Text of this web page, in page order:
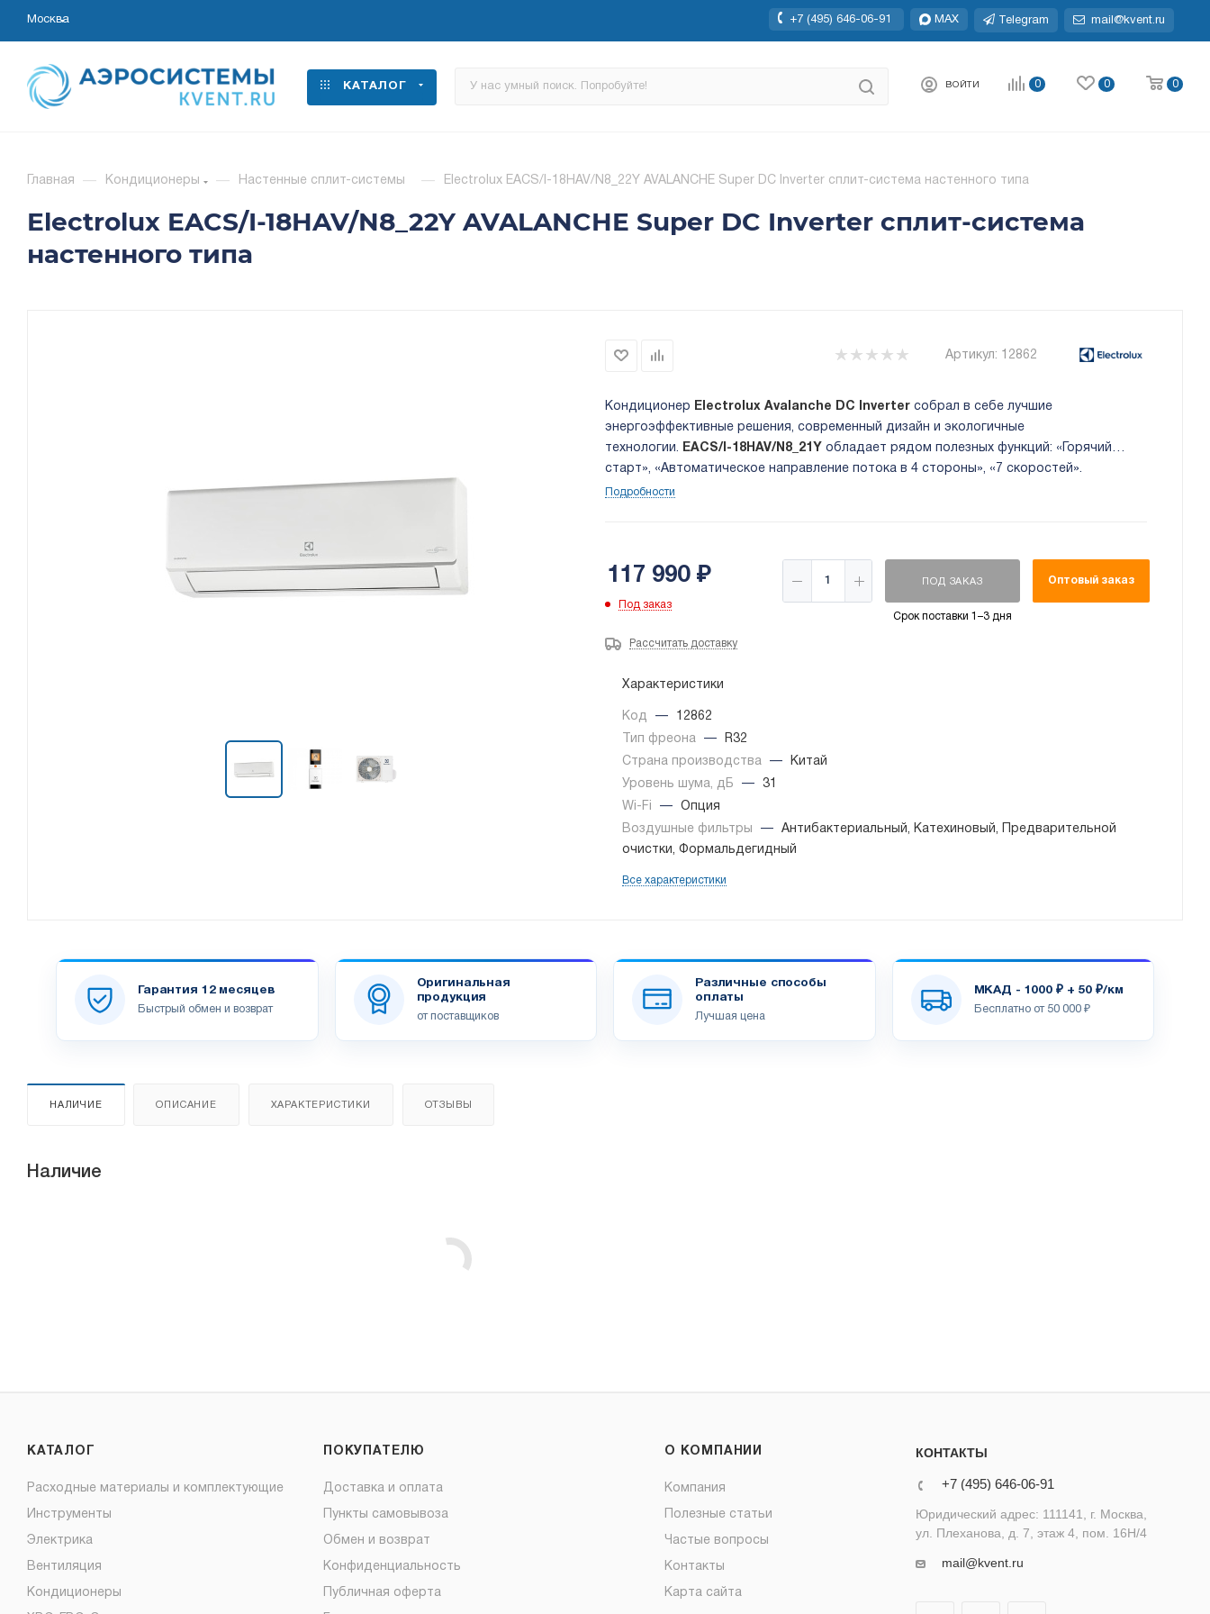
Москва +7 (495) 646-06-91 MAX Telegram mail@kvent.ru
КАТАЛОГ ВОЙТИ 0 0 0
Главная — Кондиционеры — Настенные сплит-системы — Electrolux EACS/I-18HAV/N8_22Y AVALANCHE Super DC Inverter сплит-система настенного типа
Electrolux EACS/I-18HAV/N8_22Y AVALANCHE Super DC Inverter сплит-система
настенного типа
Артикул: 12862
Кондиционер Electrolux Avalanche DC Inverter собрал в себе лучшие
энергоэффективные решения, современный дизайн и экологичные
технологии.
EACS/I-18HAV/N8_21Y обладает рядом полезных функций: «Горячий
старт», «Автоматическое направление потока в 4 стороны», «7 скоростей».
Подробности
117 990₽
Под заказ
ПОД ЗАКАЗ
Срок поставки 1–3 дня
Оптовый заказ
Рассчитать доставку
Характеристики
Код —
12862
Тип фреона
—
R32
Страна производства
—
Китай
Уровень шума, дБ
—
31
Wi-Fi
—
Опция
Воздушные фильтры
—
Антибактериальный, Катехиновый, Предварительной
очистки, Формальдегидный
Все характеристики
Гарантия 12 месяцев
Быстрый обмен и возврат
Оригинальная
продукция
от поставщиков
Различные способы
оплаты
Лучшая цена
МКАД - 1000 ₽ + 50 ₽/км
Бесплатно от 50 000 ₽
НАЛИЧИЕ ОПИСАНИЕ ХАРАКТЕРИСТИКИ ОТЗЫВЫ
Наличие
КАТАЛОГ
Расходные материалы и комплектующие
Инструменты
Электрика
Вентиляция
Кондиционеры
ПОКУПАТЕЛЮ
Доставка и оплата
Пункты самовывоза
Обмен и возврат
Конфиденциальность
Публичная оферта
О КОМПАНИИ
Компания
Полезные статьи
Частые вопросы
Контакты
Карта сайта
КОНТАКТЫ
+7 (495) 646-06-91
Юридический адрес: 111141, г. Москва,
ул. Плеханова, д. 7, этаж 4, пом. 16Н/4
mail@kvent.ru